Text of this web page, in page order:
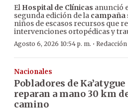
El Hospital de Clínicas anunció
segunda edición de la campaña
niños de escasos recursos que
intervenciones ortopédicas y
Agosto 6, 2026 10:54 p. m. · Redacción
Nacionales
Pobladores de Ka’atygue
reparan a mano 30 km
camino